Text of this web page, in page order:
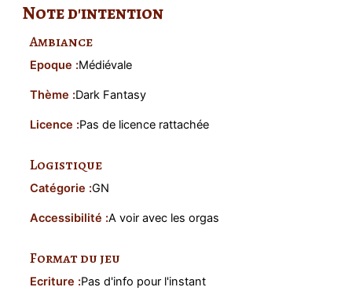
Note d'intention
Ambiance
Epoque :Médiévale
Thème :Dark Fantasy
Licence :Pas de licence rattachée
Logistique
Catégorie :GN
Accessibilité :A voir avec les orgas
Format du jeu
Ecriture :Pas d'info pour l'instant